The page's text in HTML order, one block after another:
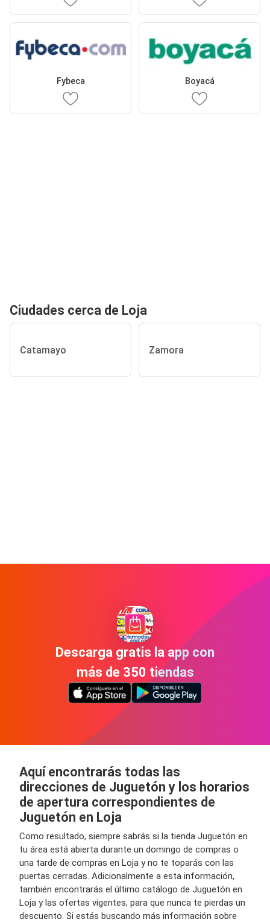
Fybeca Boyacá
Ciudades cerca de Loja
Catamayo Zamora
Descarga gratis la app con
más de 350 tiendas
Aquí encontrarás todas las
direcciones de Juguetón y los horarios
de apertura correspondientes de
Juguetón en Loja
Como resultado, siempre sabrás si la tienda Juguetón en
tu área está abierta durante un domingo de compras o
una tarde de compras en Loja y no te toparás con las
puertas cerradas. Adicionalmente a esta información,
también encontrarás el último catálogo de Juguetón en
Loja y las ofertas vigentes, para que nunca te pierdas un
descuento. Si estás buscando más información sobre